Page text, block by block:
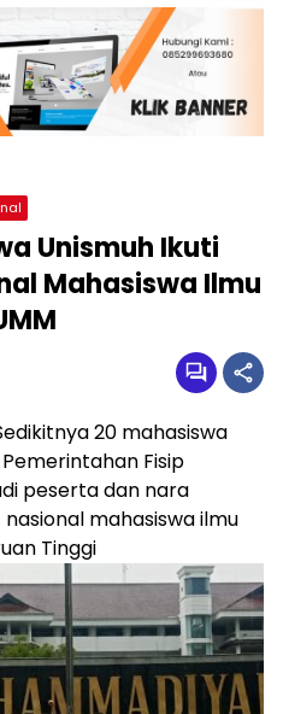
Unismuh Ikuti
Mahasiswa Ilmu
20 mahasiswa
Fisip
peserta dan nara
mahasiswa ilmu
Tinggi